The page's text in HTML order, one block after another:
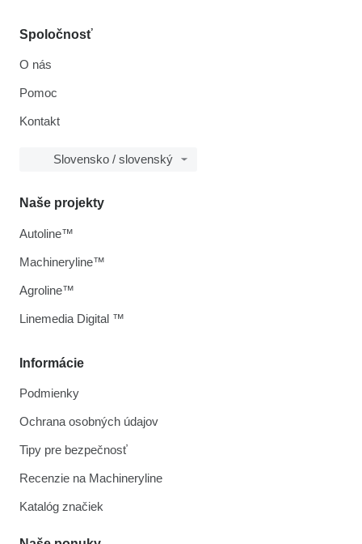
Spoločnosť
O nás
Pomoc
Kontakt
Slovensko / slovenský
Informácie
Podmienky
Ochrana osobných údajov
Tipy pre bezpečnosť
Recenzie na Machineryline
Katalóg značiek
Naše projekty
Autoline™
Machineryline™
Agroline™
Linemedia Digital ™